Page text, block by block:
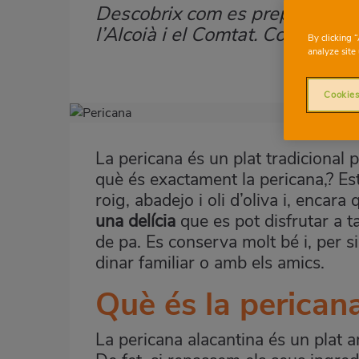
Subtítulo
Descobrix com es prepara la
l’Alcoià i el Comtat. Coneix
Imagen
Body
La pericana és un plat tradicional
què és exactament la pericana,?
roig, abadejo i oli d’oliva i,
una delícia que es pot disfrutar a
de pa. Es conserva molt bé i, per
dinar familiar o amb els amics.
Què és la
La pericana alacantina és un plat
By clicking
analyze site